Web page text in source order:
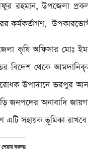
রহমান, উপজেলা
কর্মকর্তাগণ,
কৃষি অফিসার মোঃ
বিদেশ থেকে
উপাদানে ভরপুর
জনপদের অনাবাদি
এটি সহায়ক ভূমিকা
শেয়ার করুনঃ